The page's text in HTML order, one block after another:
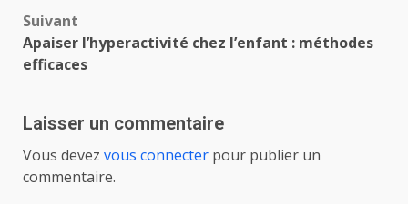
Suivant
Apaiser l’hyperactivité chez l’enfant : méthodes
efficaces
Laisser un commentaire
Vous devez vous connecter pour publier un
commentaire.